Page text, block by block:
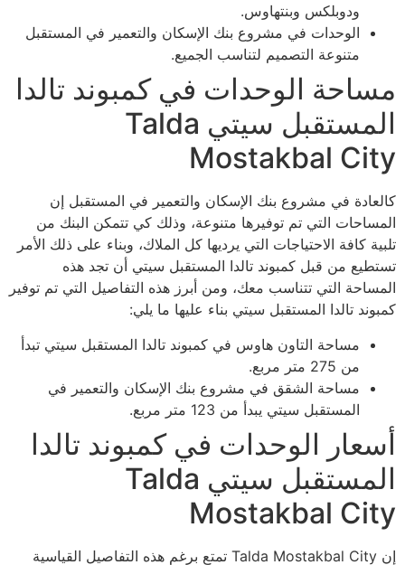
ودوبلكس وبنتهاوس.
الوحدات في مشروع بنك الإسكان والتعمير في المستقبل
متنوعة التصميم لتناسب الجميع.
مساحة الوحدات في كمبوند تالدا
المستقبل سيتي Talda
Mostakbal City
كالعادة في مشروع بنك الإسكان والتعمير في المستقبل إن
المساحات التي تم توفيرها متنوعة، وذلك كي تتمكن البنك من
تلبية كافة الاحتياجات التي يرديها كل الملاك، وبناء على ذلك الأمر
تستطيع من قبل كمبوند تالدا المستقبل سيتي أن تجد هذه
المساحة التي تتناسب معك، ومن أبرز هذه التفاصيل التي تم توفير
كمبوند تالدا المستقبل سيتي بناء عليها ما يلي:
مساحة التاون هاوس في كمبوند تالدا المستقبل سيتي تبدأ
من 275 متر مربع.
مساحة الشقق في مشروع بنك الإسكان والتعمير في
المستقبل سيتي يبدأ من 123 متر مربع.
أسعار الوحدات في كمبوند تالدا
المستقبل سيتي Talda
Mostakbal City
إن Talda Mostakbal City تمتع برغم هذه التفاصيل القياسية